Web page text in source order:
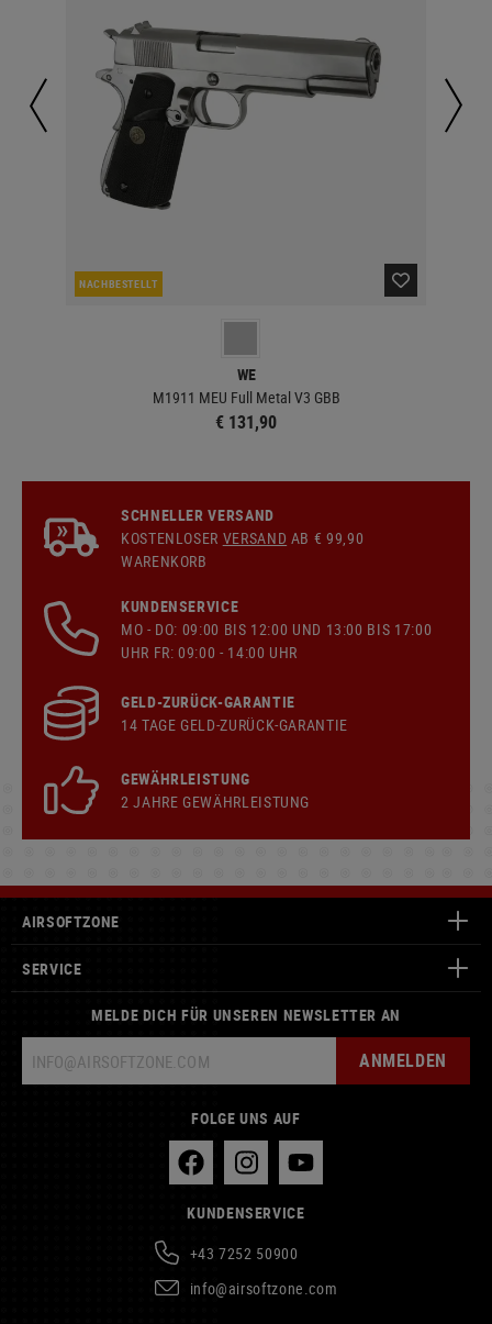
NACHBESTELLT
WE
M1911 MEU Full Metal V3 GBB
€ 131,90
SCHNELLER VERSAND
KOSTENLOSER VERSAND AB € 99,90
WARENKORB
KUNDENSERVICE
MO - DO: 09:00 BIS 12:00 UND 13:00 BIS 17:00
UHR FR: 09:00 - 14:00 UHR
GELD-ZURÜCK-GARANTIE
14 TAGE GELD-ZURÜCK-GARANTIE
GEWÄHRLEISTUNG
2 JAHRE GEWÄHRLEISTUNG
AIRSOFTZONE
SERVICE
MELDE DICH FÜR UNSEREN NEWSLETTER AN
ANMELDEN
FOLGE UNS AUF
KUNDENSERVICE
+43 7252 50900
info@airsoftzone.com